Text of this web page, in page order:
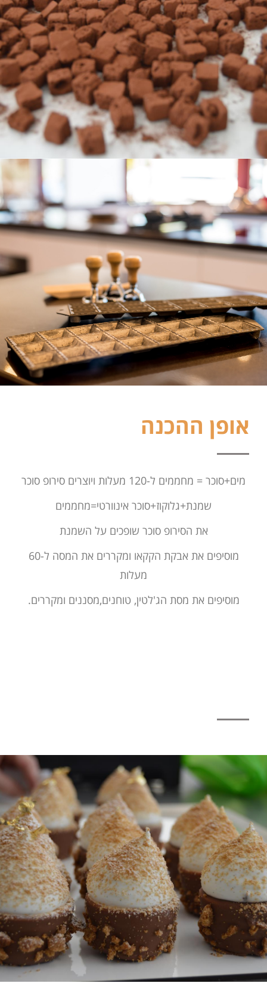
אופן ההכנה
מים+סוכר = מחממים ל-120 מעלות ויוצרים סירופ סוכר
שמנת+גלוקוז+סוכר אינוורטי=מחממים
את הסירופ סוכר שופכים על השמנת
מוסיפים את אבקת הקקאו ומקררים את המסה ל-60
מעלות
מוסיפים את מסת הג'לטין, טוחנים,מסננים ומקררים.